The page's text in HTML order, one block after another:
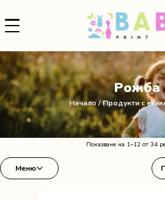
Рожба
Начало/ Продукти с
Показване на 1–12 от 34
Меню